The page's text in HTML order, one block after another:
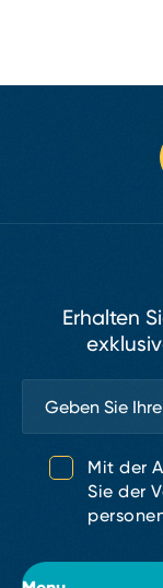
Erhalten
Mit der
Sie der